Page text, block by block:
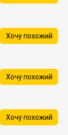
Хочу похожий
Хочу похожий
Хочу похожий